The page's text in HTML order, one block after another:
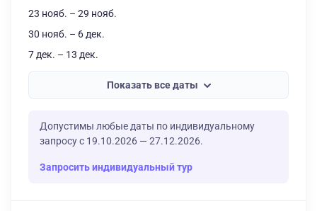
23 нояб. – 29 нояб.
30 нояб. – 6 дек.
7 дек. – 13 дек.
Показать все даты
Допустимы любые даты по индивидуальному
запросу с 19.10.2026 — 27.12.2026.
Запросить индивидуальный тур